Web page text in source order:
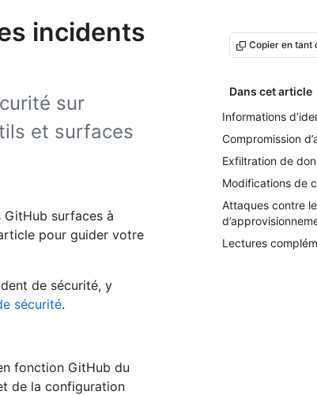
incidents
sur
et surfaces
Copier en tant
Dans cet article
Informations
Compromission
Exfiltration de
Modifications de
Attaques contre
Lectures
surfaces à
pour guider votre
de sécurité, y
sécurité.
fonction GitHub du
de la configuration